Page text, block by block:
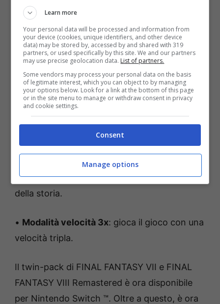
potenziamenti per migliorare ulteriormente
l’esperienza:
Battle Assist: la capacità di avere sempre al
massimo HP e ATB e attivare Limit Breaks in
qualsiasi momento.
Nessun incontro:un’opzione che consente
ai giocatori di godersi la trama senza
interruzioni. Mentre gli scontri con i nemici
sono disattivati, i giocatori possono
comunque godersi le battaglie degli eventi
della storia.
• Modalità velocità 3x: gioca il gioco con una
velocità tripla.
Il twin-pack di FINAL FANTASY VII e FINAL
FANTASY VIII Remastered è ora disponibile
per Nintendo Switch ™. Oltre a questo, è ora
Learn more
Your personal data will be processed and information from
your device (cookies, unique identifiers, and other device
data) may be stored by, accessed by and shared with 319
partners, or used specifically by this site. We and our partners
may use precise geolocation data. List of partners.
Some vendors may process your personal data on the basis
of legitimate interest, which you can object to by managing
your options below. Look for a link at the bottom of this page
or in the site menu to manage or withdraw consent in privacy
and cookie settings.
Consent
Manage options